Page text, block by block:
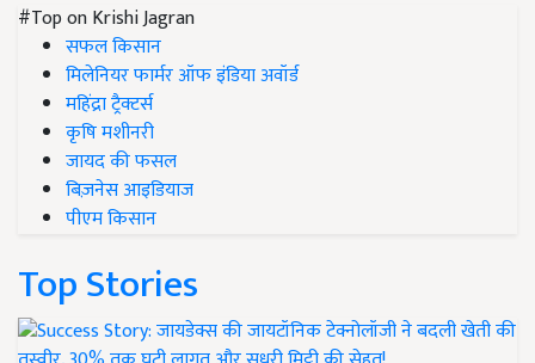
#Top on Krishi Jagran
सफल किसान
मिलेनियर फार्मर ऑफ इंडिया अवॉर्ड
महिंद्रा ट्रैक्टर्स
कृषि मशीनरी
जायद की फसल
बिज़नेस आइडियाज
पीएम किसान
Top Stories